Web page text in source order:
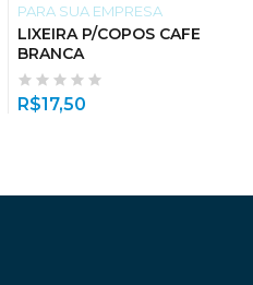
PARA SUA EMPRESA
LIXEIRA P/COPOS CAFE
BRANCA
R$17,50